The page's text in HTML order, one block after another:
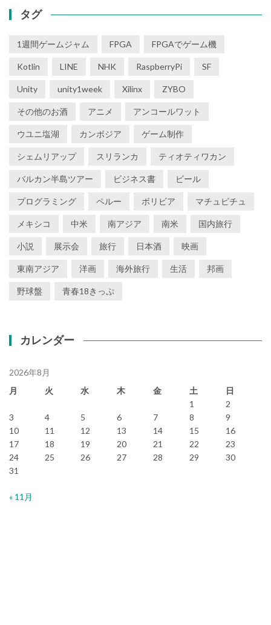
タグ
1週間ゲームジャム FPGA FPGAでゲーム機
Kotlin LINE NHK RaspberryPi SF
Unity unity1week Xilinx ZYBO
その他のお酒 アニメ アンコールワット
ウユニ塩湖 カンボジア ゲーム制作
シェムリアップ スリランカ ティオティワカン
バルカン半島ツアー ビジネス書 ビール
プログラミング ペルー ボリビア マチュピチュ
メキシコ 中米 南アジア 南米 国内旅行
小説 展示会 旅行 日本酒 映画
東南アジア 洋画 海外旅行 生活 邦画
野球盤 青春18きっぷ
カレンダー
2026年8月
月
火 水 木 金 土
日
1
2
3
4 5 6 7 8
9
10
11 12 13 14 15
16
17
18 19 20 21 22
23
24
25 26 27 28 29
30
31
« 11月